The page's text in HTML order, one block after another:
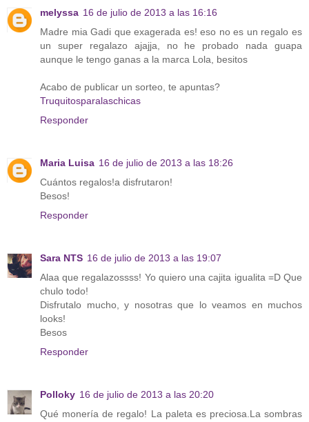
melyssa 16 de julio de 2013 a las 16:16
Madre mia Gadi que exagerada es! eso no es un regalo es
un super regalazo ajajja, no he probado nada guapa
aunque le tengo ganas a la marca Lola, besitos
Acabo de publicar un sorteo, te apuntas?
Truquitosparalaschicas
Responder
Maria Luisa 16 de julio de 2013 a las 18:26
Cuántos regalos!a disfrutaron!
Besos!
Responder
Sara NTS 16 de julio de 2013 a las 19:07
Alaa que regalazossss! Yo quiero una cajita igualita =D Que
chulo todo!
Disfrutalo mucho, y nosotras que lo veamos en muchos
looks!
Besos
Responder
Polloky 16 de julio de 2013 a las 20:20
Qué monería de regalo! La paleta es preciosa.La sombras